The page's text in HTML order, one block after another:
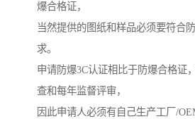
爆合格证，
当然提供的图纸和样品必须要符合
求。
申请防爆3C认证相比于防爆合格证
查和每年监督评审，
因此申请人必须有自己生产工厂/